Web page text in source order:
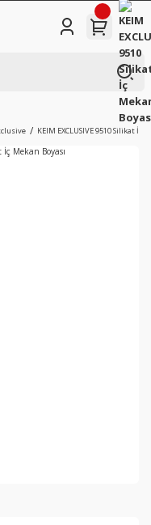
KEIM EXCLUSIVE 9510 Silikat İç